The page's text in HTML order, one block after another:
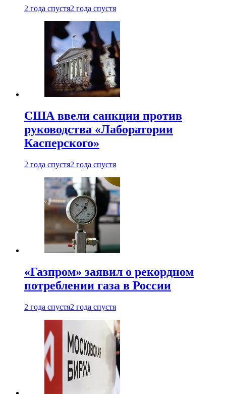
2 года спустя2 года спустя
США ввели санкции против
руководства «Лаборатории
Касперского»
2 года спустя2 года спустя
«Газпром» заявил о рекордном
потреблении газа в России
2 года спустя2 года спустя